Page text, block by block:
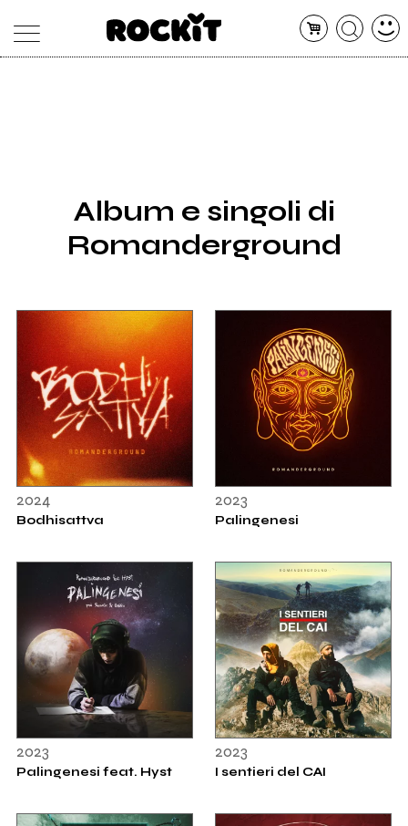
SHOP
RADIO
Album e singoli di
Romanderground
2024
Bodhisattva
2023
Palingenesi
2023
Palingenesi feat. Hyst
2023
I sentieri del CAI